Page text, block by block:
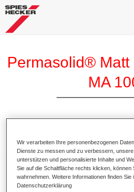
Permasolid® Matt
MA
Permasolid HS Autolack 275 und
257/730 mattierte Decklacke.
Produktmerkmale
Wir verarbeiten Ihre personenbezogenen
Dienste zu messen und zu verbessern,
unterstützen und personalisierte Inhalte und
Sie auf die Schaltfläche rechts klicken,
wahrnehmen. Weitere Informationen finden Sie
Datenschutzerklärung